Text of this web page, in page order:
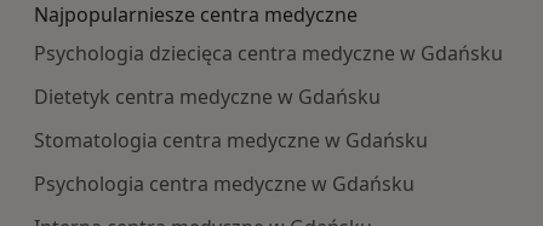
Najpopularniesze centra medyczne
Psychologia dziecięca centra medyczne w Gdańsku
Dietetyk centra medyczne w Gdańsku
Stomatologia centra medyczne w Gdańsku
Psychologia centra medyczne w Gdańsku